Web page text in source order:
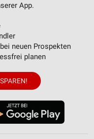
App.
neuen Prospekten
planen